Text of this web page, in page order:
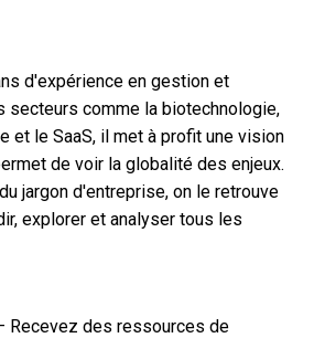
d'expérience en gestion et
secteurs comme la biotechnologie,
et le SaaS, il met à profit une vision
de voir la globalité des enjeux.
jargon d'entreprise, on le retrouve
explorer et analyser tous les
Recevez des ressources de